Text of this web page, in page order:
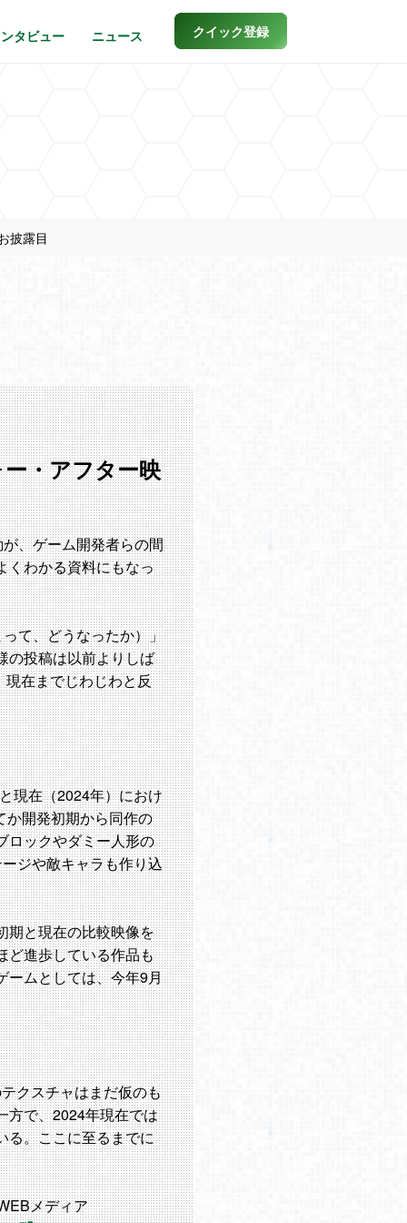
タビュー ニュース クイック登録
披露目
・アフター映
、ゲーム開発者らの間
くわかる資料にもなっ
て、どうなったか）」
の投稿は以前よりしば
在までじわじわと反
現在（2024年）におけ
か開発初期から同作の
ロックやダミー人形の
ジや敵キャラも作り込
期と現在の比較映像を
ど進歩している作品も
ームとしては、今年9月
クスチャはまだ仮のも
方で、2024年現在では
る。ここに至るまでに
メディア